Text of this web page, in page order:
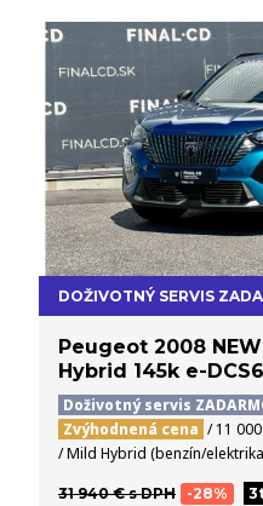
DOŽIVOTNÝ SERVIS
Peugeot 2008 NEW
Hybrid 145k e-DCS6
Doživotný servis
Zvýhodnená cena / 11
/ Mild Hybrid (benzín/
31 940 € s DPH -28%